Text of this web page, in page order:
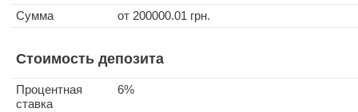
Сумма
от 200000.01 грн.
Стоимость депозита
Процентная
ставка
6%